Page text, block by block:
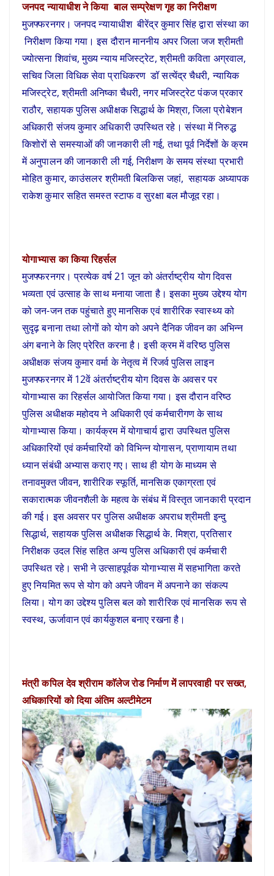
जनपद न्यायाधीश ने किया बाल सम्प्रेक्षण गृह का निरीक्षण
मुजफ्फरनगर। जनपद न्यायाधीश बीरेंद्र कुमार सिंह द्वारा संस्था का
निरीक्षण किया गया। इस दौरान माननीय अपर जिला जज श्रीमती
ज्योत्सना शिवांच, मुख्य न्याय मजिस्ट्रेट, श्रीमती कविता अग्रवाल,
सचिव जिला विधिक सेवा प्राधिकरण डॉ सत्येंद्र चैधरी, न्यायिक
मजिस्ट्रेट, श्रीमती अनिष्का चैधरी, नगर मजिस्ट्रेट पंकज प्रकार
राठौर, सहायक पुलिस अधीक्षक सिद्धार्थ के मिश्रा, जिला प्रोबेशन
अधिकारी संजय कुमार अधिकारी उपस्थित रहे। संस्था में निरुद्ध
किशोरों से समस्याओं की जानकारी ली गई, तथा पूर्व निर्देशों के क्रम
में अनुपालन की जानकारी ली गई, निरीक्षण के समय संस्था प्रभारी
मोहित कुमार, काउंसलर श्रीमती बिलकिस जहां, सहायक अध्यापक
राकेश कुमार सहित समस्त स्टाफ व सुरक्षा बल मौजूद रहा।
योगाभ्यास का किया रिहर्सल
मुजफ्फरनगर। प्रत्येक वर्ष 21 जून को अंतर्राष्ट्रीय योग दिवस
भव्यता एवं उत्साह के साथ मनाया जाता है। इसका मुख्य उद्देश्य योग
को जन-जन तक पहुंचाते हुए मानसिक एवं शारीरिक स्वास्थ्य को
सुदृढ़ बनाना तथा लोगों को योग को अपने दैनिक जीवन का अभिन्न
अंग बनाने के लिए प्रेरित करना है। इसी क्रम में वरिष्ठ पुलिस
अधीक्षक संजय कुमार वर्मा के नेतृत्व में रिजर्व पुलिस लाइन
मुजफ्फरनगर में 12वें अंतर्राष्ट्रीय योग दिवस के अवसर पर
योगाभ्यास का रिहर्सल आयोजित किया गया। इस दौरान वरिष्ठ
पुलिस अधीक्षक महोदय ने अधिकारी एवं कर्मचारीगण के साथ
योगाभ्यास किया। कार्यक्रम में योगाचार्य द्वारा उपस्थित पुलिस
अधिकारियों एवं कर्मचारियों को विभिन्न योगासन, प्राणायाम तथा
ध्यान संबंधी अभ्यास कराए गए। साथ ही योग के माध्यम से
तनावमुक्त जीवन, शारीरिक स्फूर्ति, मानसिक एकाग्रता एवं
सकारात्मक जीवनशैली के महत्व के संबंध में विस्तृत जानकारी प्रदान
की गई। इस अवसर पर पुलिस अधीक्षक अपराध श्रीमती इन्दु
सिद्धार्थ, सहायक पुलिस अधीक्षक सिद्धार्थ के. मिश्रा, प्रतिसार
निरीक्षक उदल सिंह सहित अन्य पुलिस अधिकारी एवं कर्मचारी
उपस्थित रहे। सभी ने उत्साहपूर्वक योगाभ्यास में सहभागिता करते
हुए नियमित रूप से योग को अपने जीवन में अपनाने का संकल्प
लिया। योग का उद्देश्य पुलिस बल को शारीरिक एवं मानसिक रूप से
स्वस्थ, ऊर्जावान एवं कार्यकुशल बनाए रखना है।
मंत्री कपिल देव श्रीराम काॅलेज रोड निर्माण में लापरवाही पर सख्त,
अधिकारियों को दिया अंतिम अल्टीमेटम